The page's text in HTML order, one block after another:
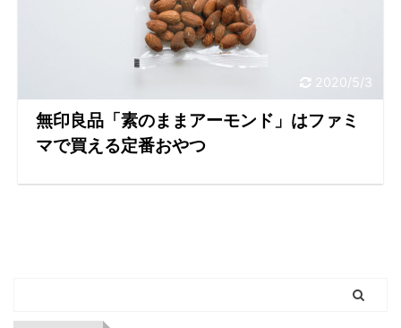
2020/5/3
無印良品「素のままアーモンド」はファミ
マで買える定番おやつ